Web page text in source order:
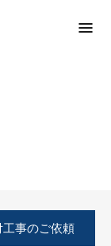
工事のご依頼